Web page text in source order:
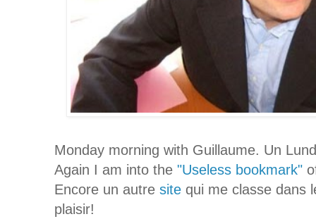
Monday morning with Guillaume. Un
Again I am into the "Useless bookmark"
Encore un autre site qui me classe dans
plaisir!